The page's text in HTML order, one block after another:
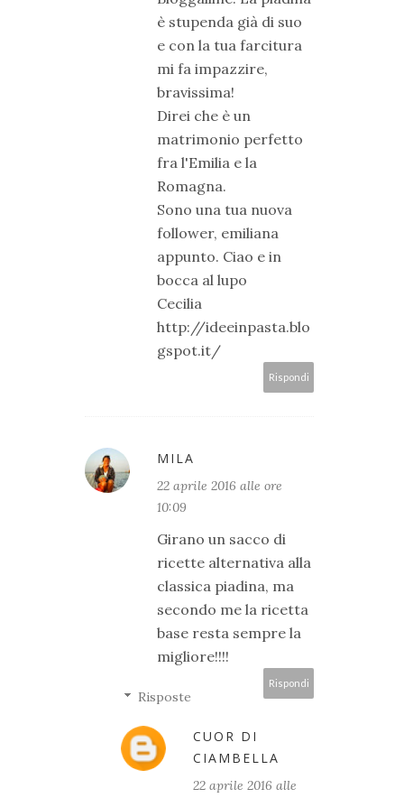
è stupenda già di suo
e con la tua farcitura
mi fa impazzire,
bravissima!
Direi che è un
matrimonio perfetto
fra l'Emilia e la
Romagna.
Sono una tua nuova
follower, emiliana
appunto. Ciao e in
bocca al lupo
Cecilia
http://ideeinpasta.blo
gspot.it/
Rispondi
MILA
22 aprile 2016 alle ore
10:09
Girano un sacco di
ricette alternativa alla
classica piadina, ma
secondo me la ricetta
base resta sempre la
migliore!!!!
Rispondi
Risposte
CUOR DI
CIAMBELLA
22 aprile 2016 alle